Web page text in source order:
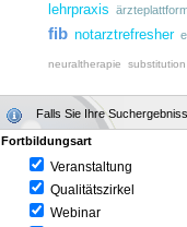
lehrpraxis
fib notarztrefresher
neuraltherapie substitution
Falls Sie Ihre
Fortbildungsart
Veranstaltung
Qualitätszirkel
Webinar